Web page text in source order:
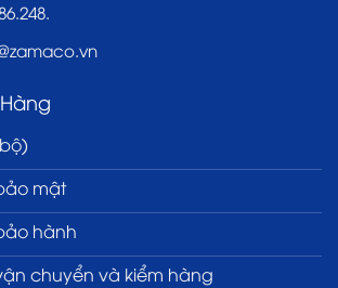
mật
hành
chuyển và kiểm hàng